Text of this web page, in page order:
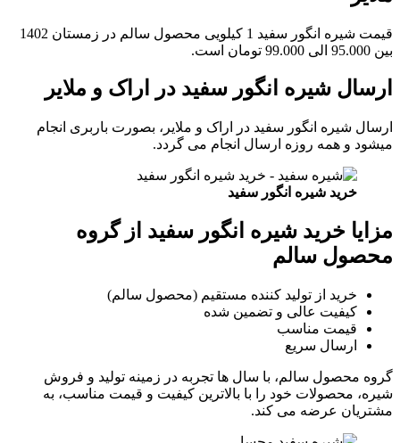
قیمت شیره انگور سفید 1 کیلویی محصول سالم در زمستان 1402
بین 95.000 الی 99.000 تومان است.
ارسال شیره انگور سفید در اراک و ملایر
ارسال شیره انگور سفید در اراک و ملایر، بصورت باربری انجام
میشود و همه روزه ارسال انجام می گردد.
خرید شیره انگور سفید
مزایا خرید شیره انگور سفید از گروه
محصول سالم
خرید از تولید کننده مستقیم (محصول سالم)
کیفیت عالی و تضمین شده
قیمت مناسب
ارسال سریع
گروه محصول سالم، با سال ها تجربه در زمینه تولید و فروش
شیره، محصولات خود را با بالاترین کیفیت و قیمت مناسب، به
مشتریان عرضه می کند.